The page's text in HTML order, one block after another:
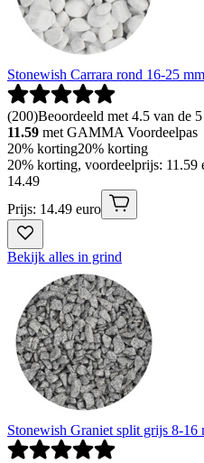
Stonewish Carrara rond 16-25
(200)Beoordeeld met 4.5 van de
11.59 met GAMMA Voordeelpas
20% korting20% korting
20% korting, voordeelprijs:
14.49
Prijs: 14.49 euro
Bekijk alles in grind
Stonewish Graniet split grijs 8-16